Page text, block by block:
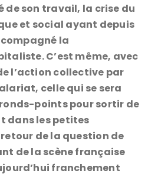
de son travail, la crise du
et social ayant depuis
la
C’est même, avec
l’action collective par
celle qui se sera
points pour sortir de
dans les petites
de la question de
de la scène française
franchement